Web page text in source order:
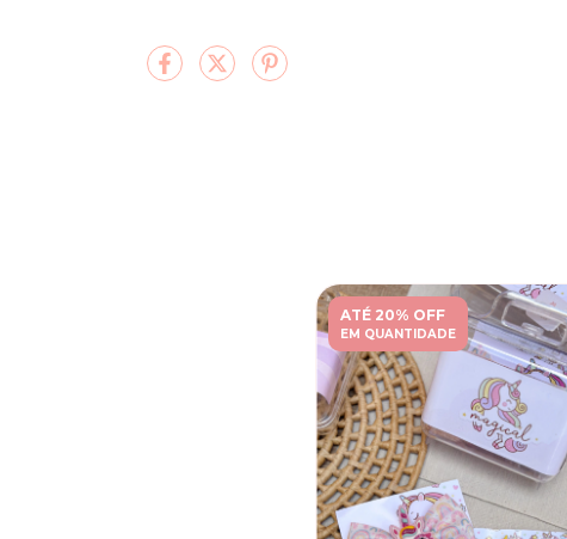
ATÉ 20% OFF
EM QUANTIDADE